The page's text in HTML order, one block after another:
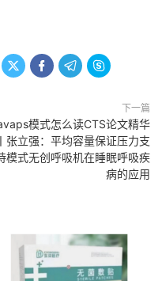
   
下一篇
模式怎么读CTS论文精华
丨张立强：平均容量保证压力支
模式无创呼吸机在睡眠呼吸疾
病的应用